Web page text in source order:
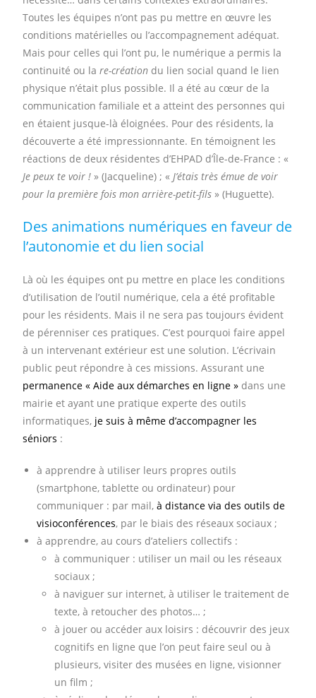
Toutes les équipes n’ont pas pu mettre en œuvre les
conditions matérielles ou l’accompagnement adéquat.
Mais pour celles qui l’ont pu, le numérique a permis la
continuité ou lare-création du lien social quand le lien
physique n’était plus possible. Il a été au cœur de la
communication familiale et a atteint des personnes qui
en étaient jusque-là éloignées. Pour des résidents, la
découverte a été impressionnante. En témoignent les
réactions de deux résidentes d’EHPAD d’Île-de-France : «
Je peux te voir !» (Jacqueline) ; «J’étais très émue de voir
pour la première fois mon arrière-petit-fils» (Huguette).
Des animations numériques en faveur de
l’autonomie et du lien social
Là où les équipes ont pu mettre en place les conditions
d’utilisation de l’outil numérique, cela a été profitable
pour les résidents. Mais il ne sera pas toujours évident
de pérenniser ces pratiques. C’est pourquoi faire appel
à un intervenant extérieur est une solution. L’écrivain
public peut répondre à ces missions. Assurant une
permanence « Aide aux démarches en ligne » dans une
mairie et ayant une pratique experte des outils
informatiques, je suis à même d’accompagner les
séniors :
à apprendre à utiliser leurs propres outils
(smartphone, tablette ou ordinateur) pour
communiquer : par mail,à distance via des outils de
visioconférences, par le biais des réseaux sociaux ;
à apprendre, au cours d’ateliers collectifs :
à communiquer : utiliser un mail ou les réseaux
sociaux ;
à naviguer sur internet, à utiliser le traitement de
texte, à retoucher des photos… ;
à jouer ou accéder aux loisirs : découvrir des jeux
cognitifs en ligne que l’on peut faire seul ou à
plusieurs, visiter des musées en ligne, visionner
un film ;